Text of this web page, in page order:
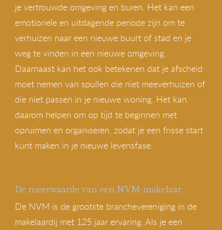
je vertrouwde omgeving en buren. Het kan een
emotionele en uitdagende periode zijn om te
verhuizen naar een nieuwe buurt of stad en je
weg te vinden in een nieuwe omgeving.
Daarnaast kan het ook betekenen dat je afscheid
moet nemen van spullen die niet meeverhuizen of
die niet passen in je nieuwe woning. Het kan
daarom helpen om op tijd te beginnen met
opruimen en organiseren, zodat je een frisse start
kunt maken in je nieuwe levensfase.
De meerwaarde van een NVM-makelaar
De NVM is de grootste branchevereniging in de
makelaardij met 125 jaar ervaring. Als je een